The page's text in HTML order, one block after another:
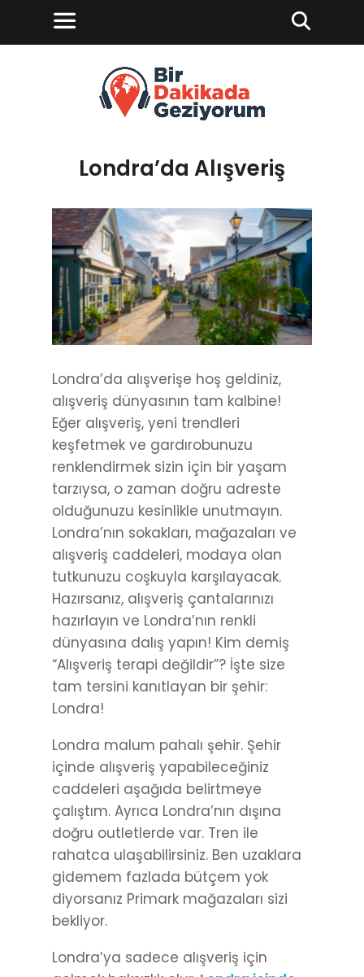
Londra’da Alışveriş
Londra’da alışverişe hoş geldiniz,
alışveriş dünyasının tam kalbine!
Eğer alışveriş, yeni trendleri
keşfetmek ve gardırobunuzu
renklendirmek sizin için bir yaşam
tarzıysa, o zaman doğru adreste
olduğunuzu kesinlikle unutmayın.
Londra’nın sokakları, mağazaları ve
alışveriş caddeleri, modaya olan
tutkunuzu coşkuyla karşılayacak.
Hazırsanız, alışveriş çantalarınızı
hazırlayın ve Londra’nın renkli
dünyasına dalış yapın! Kim demiş
“Alışveriş terapi değildir”? İşte size
tam tersini kanıtlayan bir şehir:
Londra!
Londra malum pahalı şehir. Şehir
içinde alışveriş yapabileceğiniz
caddeleri aşağıda belirtmeye
çalıştım. Ayrıca Londra’nın dışına
doğru outletlerde var. Tren ile
rahatca ulaşabilirsiniz. Ben uzaklara
gidemem fazlada bütçem yok
diyorsanız Primark mağazaları sizi
bekliyor.
Londra’ya sadece alışveriş için